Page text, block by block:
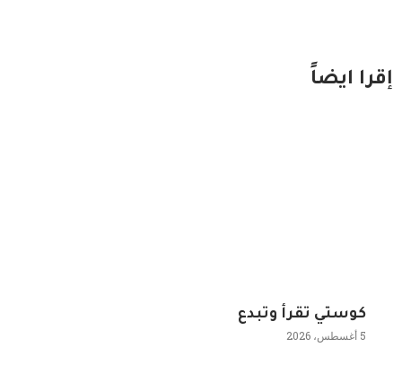
إقرا ايضاً
كوستي تقرأ وتبدع
5 أغسطس، 2026